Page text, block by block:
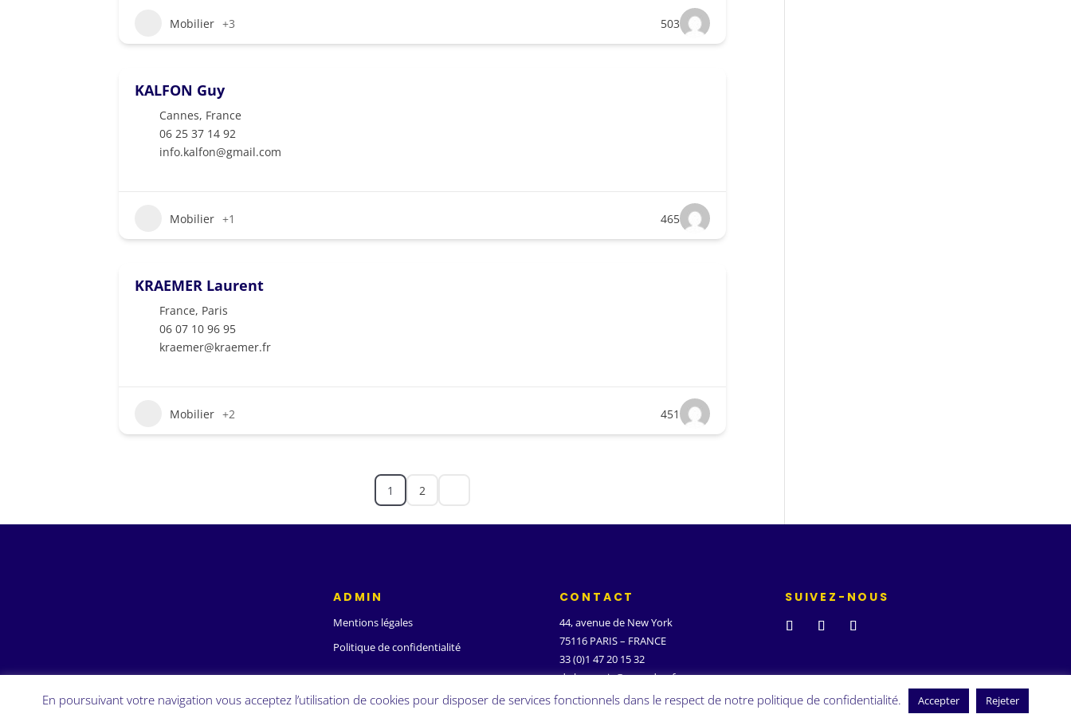
Mobilier +3 503
KALFON Guy
Cannes, France
06 25 37 14 92
info.kalfon@gmail.com
Mobilier +1 465
KRAEMER Laurent
France, Paris
06 07 10 96 95
kraemer@kraemer.fr
Mobilier +2 451
1 2
ADMIN
Mentions légales
Politique de confidentialité
CONTACT
44, avenue de New York
75116 PARIS – FRANCE
33 (0)1 47 20 15 32
d.ghanassia@wanadoo.fr
SUIVEZ-NOUS
En poursuivant votre navigation vous acceptez l’utilisation de cookies pour disposer de services fonctionnels dans le respect de notre politique de confidentialité. Accepter Rejeter